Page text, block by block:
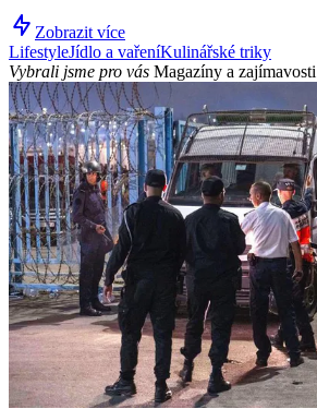
Zobrazit více
LifestyleJídlo a vařeníKulinářské triky
Vybrali jsme pro vás Magazíny a zajímavosti